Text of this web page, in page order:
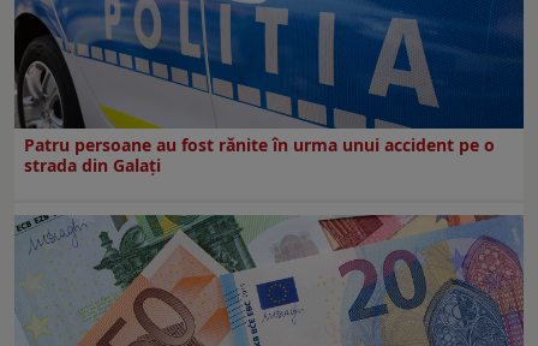
Patru persoane au fost rănite în urma unui accident pe o
strada din Galați